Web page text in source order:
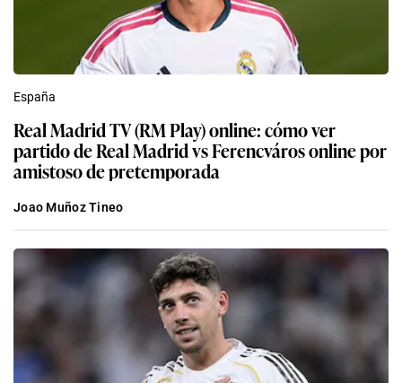
España
Real Madrid TV (RM Play) online: cómo ver
partido de Real Madrid vs Ferencváros online por
amistoso de pretemporada
Joao Muñoz Tineo